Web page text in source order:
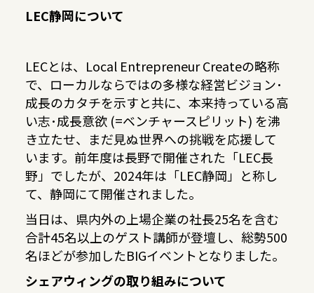
LEC静岡について
LECとは、Local Entrepreneur Createの略称
で、ローカルならではの多様な経営ビジョン･
成長のカタチを示すと共に、本来持っている高
い志･成長意欲 (=ベンチャースピリット) を沸
き立たせ、まだ見ぬ世界への挑戦を応援して
います。前年度は長野で開催された「LEC長
野」でしたが、2024年は「LEC静岡」と称し
て、静岡にて開催されました。
当日は、県内外の上場企業の社長25名を含む
合計45名以上のゲスト講師が登壇し、総勢500
名ほどが参加したBIGイベントとなりました。
シェアウィングの取り組みについて